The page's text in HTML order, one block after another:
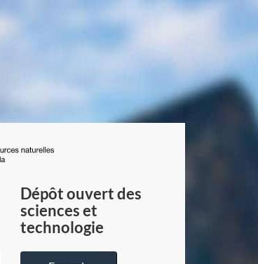
du
Canada
Dépôt ouvert des
sciences et
technologie